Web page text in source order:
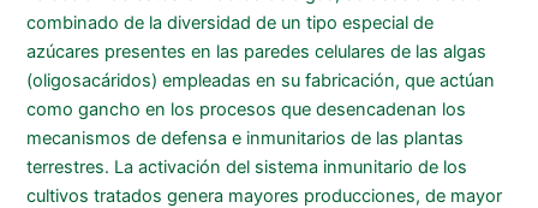
combinado de la diversidad de un tipo especial de
azúcares presentes en las paredes celulares de las algas
(oligosacáridos) empleadas en su fabricación, que actúan
como gancho en los procesos que desencadenan los
mecanismos de defensa e inmunitarios de las plantas
terrestres. La activación del sistema inmunitario de los
cultivos tratados genera mayores producciones, de mayor